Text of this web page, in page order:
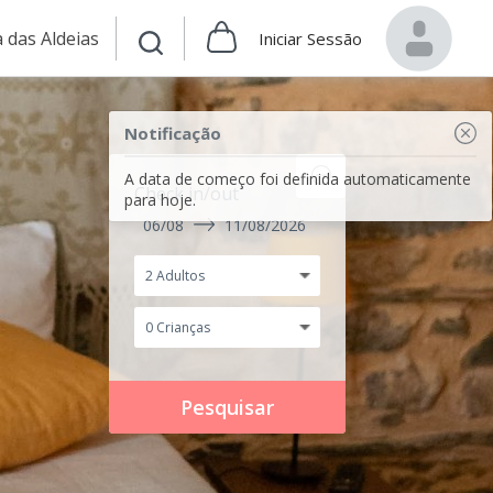
das Aldeias Iniciar Sessão
Notificação
A data de começo foi definida automaticamente
para hoje.
Check in/out
06/08 11/08/2026